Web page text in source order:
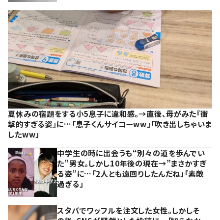
夏休みの宿題をする小5息子に違和感。→直後、母がみた『衝
撃的すぎる姿』に…「息子くんサイコーww」「吹き出しちゃいま
したww」
中学生の時に出会うも“別々の道を歩んでい
た”男女。しかし10年後の現在→”まさかすぎ
る姿”に…「2人とも遠回りしたんだね」「素敵
過ぎる」
スタバでワッフルを注文した女性。しかしそ